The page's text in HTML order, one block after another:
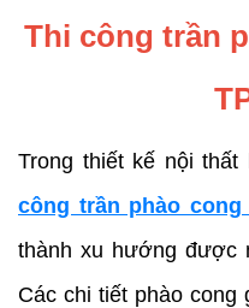
Thi công trần
Trong thiết kế nội
công trần phào cong
thành xu hướng được
Các chi tiết phào cong